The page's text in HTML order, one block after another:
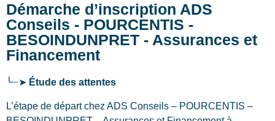
Démarche d’inscription ADS
Conseils - POURCENTIS -
BESOINDUNPRET - Assurances et
Financement
╰┈➤ Étude des attentes
L’étape de départ chez ADS Conseils – POURCENTIS –